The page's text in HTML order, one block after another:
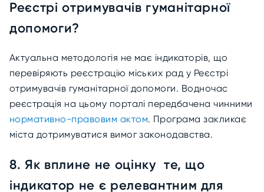
Реєстрі отримувачів гуманітарної
допомоги?
Актуальна методологія не має індикаторів, що
перевіряють реєстрацію міських рад у Реєстрі
отримувачів гуманітарної допомоги. Водночас
реєстрація на цьому порталі передбачена чинними
нормативно-правовим актом. Програма закликає
міста дотримуватися вимог законодавства.
8. Як вплине не оцінку те, що
індикатор не є релевантним для